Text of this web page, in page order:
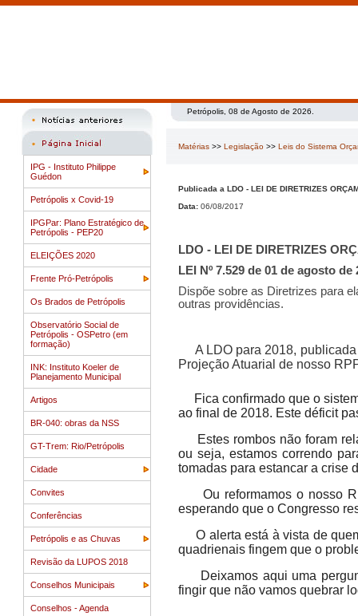
IPG - Instituto Philippe
Guédon
Petrópolis x Covid-19
IPGPar: Plano Estratégico de
Petrópolis - PEP20
ELEIÇÕES 2020
Frente Pró-Petrópolis
Os Brados de Petrópolis
Observatório Social de
Petrópolis - OSPetro (em
formação)
INK: Instituto Koeler de
Planejamento Municipal
Artigos
BR-040: obras da NSS
GT-Trem: Rio/Petrópolis
Cidade
Convites
Conferências
Petrópolis e as Chuvas
Revisão da LUPOS 2018
Conselhos Municipais
Conselhos - Agenda
Petrópolis, 08 de Agosto de 2026.
Matérias >> Legislação >> Leis do Sistema
Publicada a LDO - LEI DE DIRETRIZES
Data: 06/08/2017
LDO - LEI DE DIRETRIZES
LEI Nº 7.529 de 01 de agosto de
Dispõe sobre as Diretrizes para
outras providências.
A LDO para 2018, publicada
Projeção Atuarial de nosso
Fica confirmado que o
ao final de 2018. Este déficit
Estes rombos não foram
ou seja, estamos correndo
tomadas para estancar a crise
Ou reformamos o nosso
esperando que o Congresso
O alerta está à vista de
quadrienais fingem que o
Deixamos aqui uma
fingir que não vamos quebrar